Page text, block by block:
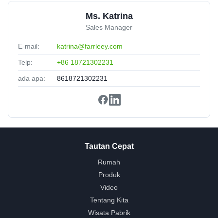
Ms. Katrina
Sales Manager
E-mail: katrina@farrleey.com
Telp: +86 18721302231
ada apa: 8618721302231
Tautan Cepat
Rumah
Produk
Video
Tentang Kita
Wisata Pabrik